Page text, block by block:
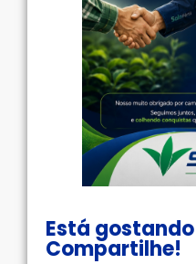
Está
Compartilhe!